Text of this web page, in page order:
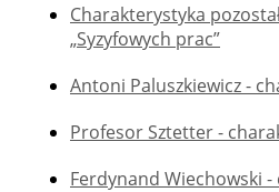
Charakterystyka
„Syzyfowych prac”
Antoni Paluszkiewicz -
Profesor Sztetter -
Ferdynand Wiechowski